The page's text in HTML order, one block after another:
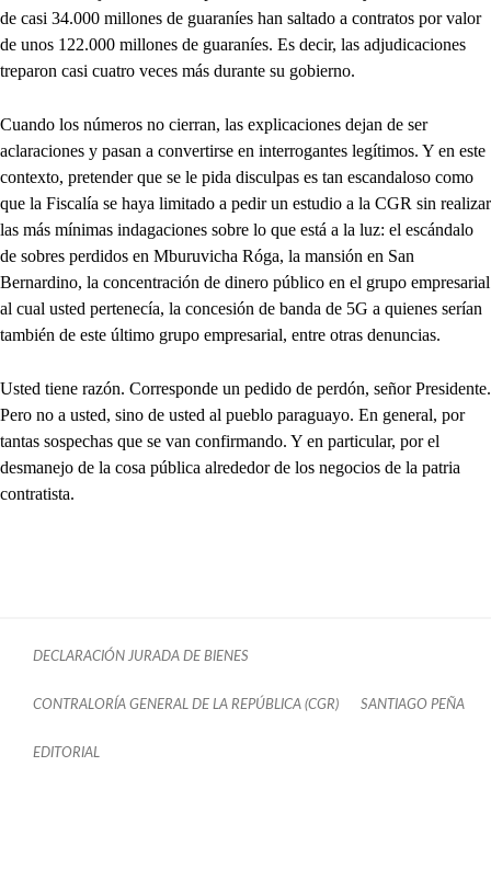
de casi 34.000 millones de guaraníes han saltado a contratos por valor
de unos 122.000 millones de guaraníes. Es decir, las adjudicaciones
treparon casi cuatro veces más durante su gobierno.
Cuando los números no cierran, las explicaciones dejan de ser
aclaraciones y pasan a convertirse en interrogantes legítimos. Y en este
contexto, pretender que se le pida disculpas es tan escandaloso como
que la Fiscalía se haya limitado a pedir un estudio a la CGR sin realizar
las más mínimas indagaciones sobre lo que está a la luz: el escándalo
de sobres perdidos en Mburuvicha Róga, la mansión en San
Bernardino, la concentración de dinero público en el grupo empresarial
al cual usted pertenecía, la concesión de banda de 5G a quienes serían
también de este último grupo empresarial, entre otras denuncias.
Usted tiene razón. Corresponde un pedido de perdón, señor Presidente.
Pero no a usted, sino de usted al pueblo paraguayo. En general, por
tantas sospechas que se van confirmando. Y en particular, por el
desmanejo de la cosa pública alrededor de los negocios de la patria
contratista.
DECLARACIÓN JURADA DE BIENES
CONTRALORÍA GENERAL DE LA REPÚBLICA (CGR) SANTIAGO PEÑA
EDITORIAL